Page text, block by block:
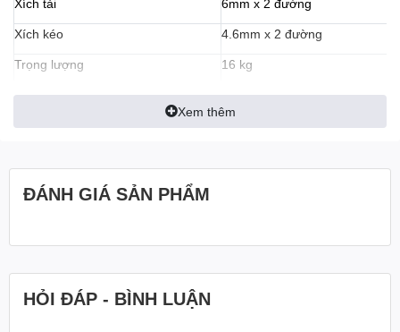
Xích tải 6mm x 2 đường
Xích kéo 4.6mm x 2 đường
Trọng lượng 16 kg
Quy cách đóng gói Thùng gỗ
Bảo hành 06 tháng
Xem thêm
ĐÁNH GIÁ SẢN PHẨM
HỎI ĐÁP - BÌNH LUẬN